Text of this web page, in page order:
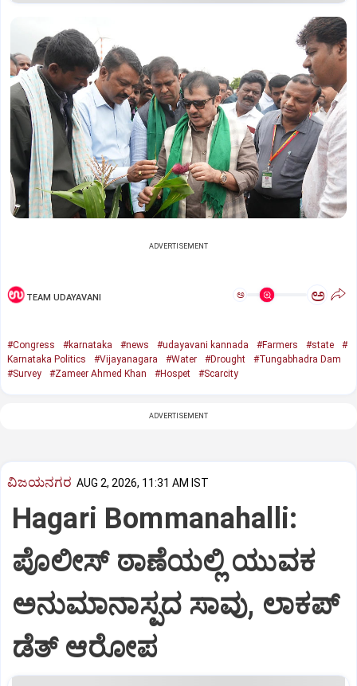
ADVERTISEMENT
TEAM UDAYAVANI ಅ ಅ
#Congress #karnataka #news #udayavani kannada #Farmers #state
#
Karnataka Politics
#Vijayanagara #Water #Drought
#Tungabhadra Dam
#Survey
#Zameer Ahmed Khan #Hospet #Scarcity
ADVERTISEMENT
ವಿಜಯನಗರ AUG 2, 2026, 11:31 AM IST
Hagari Bommanahalli:
ಪೊಲೀಸ್ ಠಾಣೆಯಲ್ಲಿ ಯುವಕ
ಅನುಮಾನಾಸ್ಪದ ಸಾವು, ಲಾಕಪ್
ಡೆತ್ ಆರೋಪ